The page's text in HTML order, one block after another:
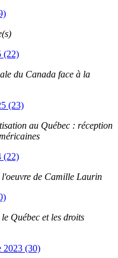
(22)
du Canada face à la
(23)
au Québec : réception
(22)
de Camille Laurin
Québec et les droits
2023 (30)